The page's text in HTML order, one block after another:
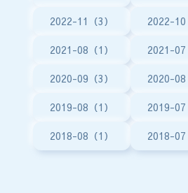
2022-11（3） 2022-10
2021-08（1） 2021-07
2020-09（3） 2020-08
2019-08（1） 2019-07
2018-08（1） 2018-07